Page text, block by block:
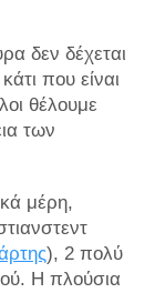
δεν δέχεται
που είναι
θέλουμε
των
μέρη,
), 2 πολύ
Η πλούσια